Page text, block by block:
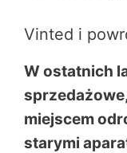
Vinted i
W ostatnich
miejscem
starymi